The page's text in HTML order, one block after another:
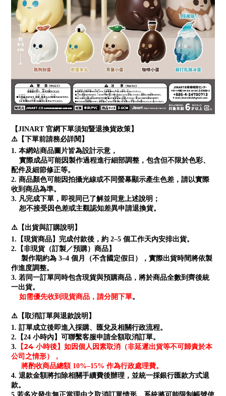
【JINART 官網下單須知暨退換貨政策】
⚠️【下單前請務必詳閱】
1. 本網站商品圖片皆為設計示意，
實際成品可能因製作過程進行細部調整，包含但不限於色彩、
配件及細節修正等。
2. 商品顏色可能因拍攝光線或不同螢幕顯示產生色差，請以實際
收到商品為準。
3. 凡完成下單，即視同已了解並同意上述說明；
恕不接受因色差或主觀認知差異申請退換貨。
⚠️【出貨與訂購說明】
1.【現貨商品】完成付款後，約 2–5 個工作天內安排出貨。
2.【非現貨（訂製／預購）商品】
製作期約為 3–4 個月（不含國定假日），實際出貨時間將依製
作進度調整。
3. 若同一訂單同時包含現貨與預購商品，將於商品全數到齊後統
一出貨。
如需優先收到現貨商品，請分開下單。
⚠️【取消訂單與退款說明】
1. 訂單成立後即進入採購、匯兌及相關行政流程。
2.【24 小時內】可聯繫客服申請全額取消訂單。
3.
【24 小時後】如因個人因素取消（非延遲出貨等不可歸責於本
公司之情形），
將酌收商品總額 10%–15% 作為行政處理費。
4. 退款金額將扣除相關手續費後辦理，並統一採銀行匯款方式退
款。